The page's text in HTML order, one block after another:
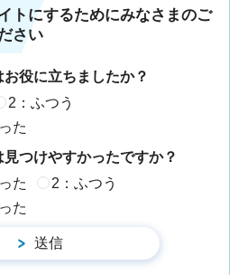
トにするためにみなさまのご
さい
役に立ちましたか？
2：ふつう
た
つけやすかったですか？
た
2：ふつう
た